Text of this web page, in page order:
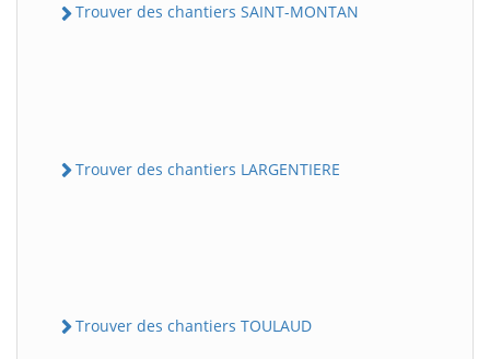
Trouver des chantiers SAINT-MONTAN
Trouver des chantiers LARGENTIERE
Trouver des chantiers TOULAUD